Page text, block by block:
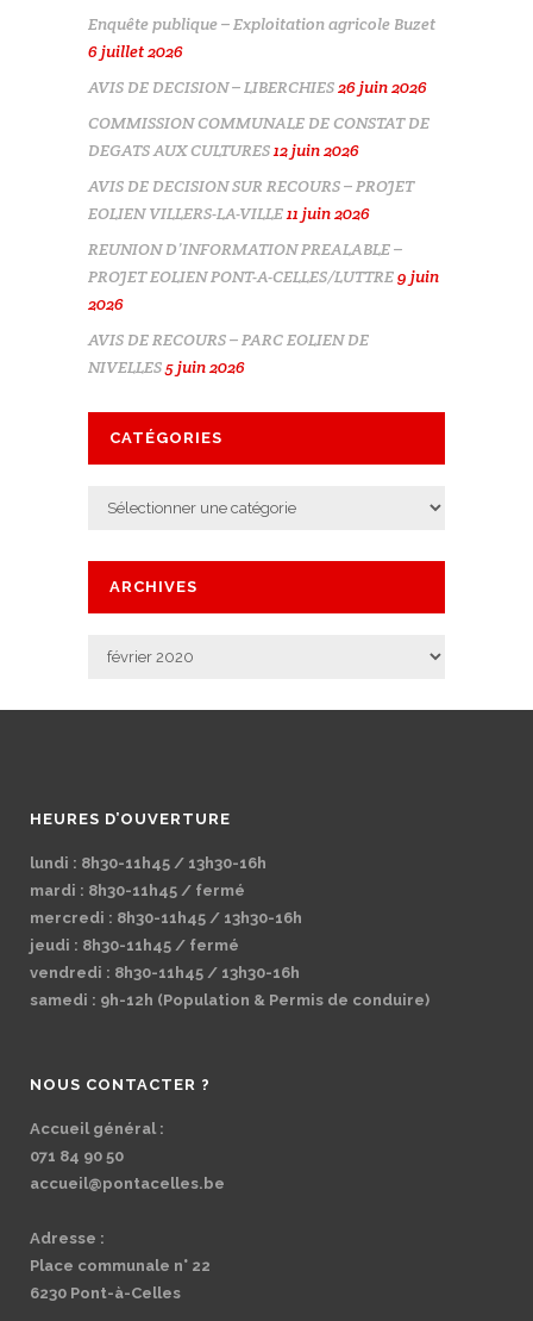
Enquête publique – Exploitation agricole Buzet
6 juillet 2026
AVIS DE DECISION – LIBERCHIES26 juin 2026
COMMISSION COMMUNALE DE CONSTAT DE
DEGATS AUX CULTURES12 juin 2026
AVIS DE DECISION SUR RECOURS – PROJET
EOLIEN VILLERS-LA-VILLE11 juin 2026
REUNION D’INFORMATION PREALABLE –
PROJET EOLIEN PONT-A-CELLES/LUTTRE9 juin
2026
AVIS DE RECOURS – PARC EOLIEN DE
NIVELLES5 juin 2026
CATÉGORIES
Catégories
ARCHIVES
Archives
HEURES D’OUVERTURE
lundi : 8h30-11h45 / 13h30-16h
mardi : 8h30-11h45 / fermé
mercredi : 8h30-11h45 / 13h30-16h
jeudi : 8h30-11h45 / fermé
vendredi : 8h30-11h45 / 13h30-16h
samedi : 9h-12h (Population & Permis de conduire)
NOUS CONTACTER ?
Accueil général :
071 84 90 50
accueil@pontacelles.be
Adresse :
Place communale n° 22
6230 Pont-à-Celles